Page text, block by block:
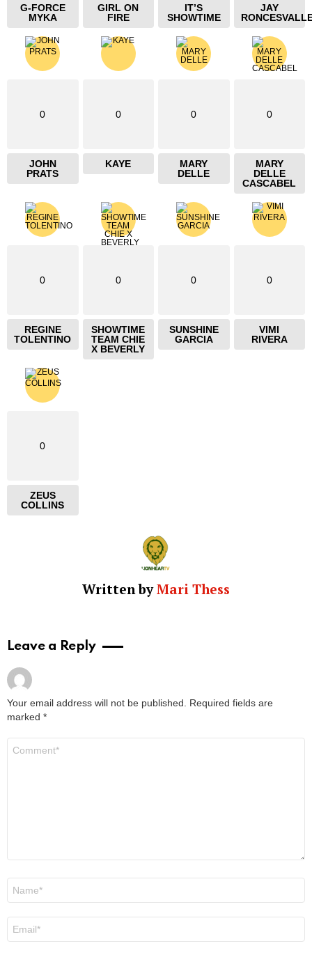
G-FORCE
MYKA
GIRL ON
FIRE
IT’S
SHOWTIME
JAY
0
JOHN
PRATS
0
KAYE
0
MARY
DELLE
0
MARY
DELLE
CASCABEL
0
REGINE
TOLENTINO
0
SHOWTIME
TEAM CHIE
X BEVERLY
0
SUNSHINE
GARCIA
0
VIMI
RIVERA
0
ZEUS
COLLINS
Written byMari Thess
Leave a Reply
Your email address will not be published.
Required fields are
marked *